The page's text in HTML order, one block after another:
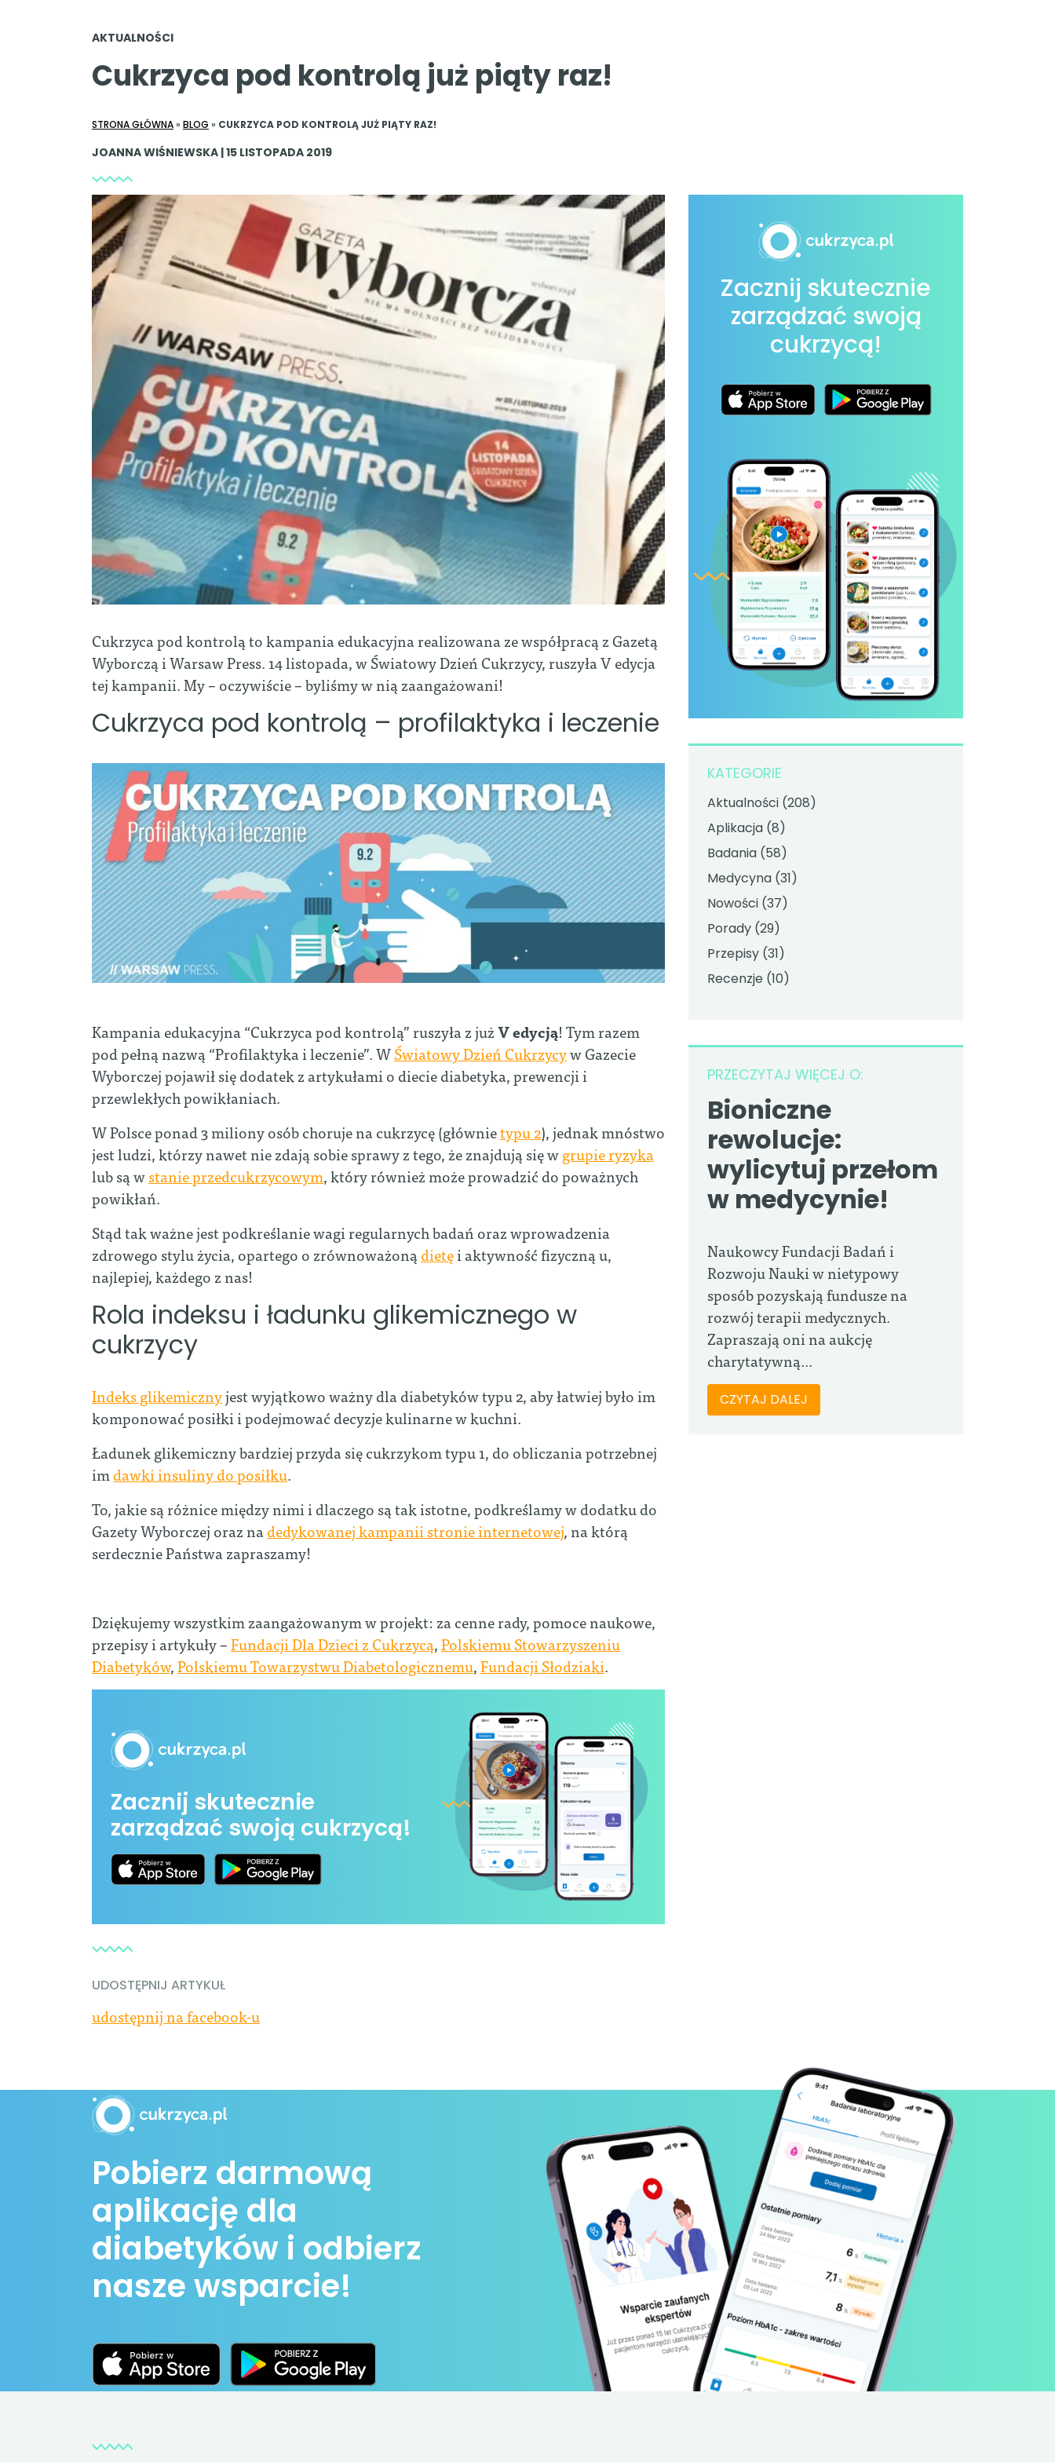
AKTUALNOŚCI
Cukrzyca pod kontrolą już piąty raz!
STRONA GŁÓWNA» BLOG » CUKRZYCA POD KONTROLĄ JUŻ PIĄTY RAZ!
JOANNA WIŚNIEWSKA | 15 LISTOPADA 2019
Cukrzyca pod kontrolą to kampania edukacyjna realizowana ze współpracą z Gazetą
Wyborczą i Warsaw Press. 14 listopada, w Światowy Dzień Cukrzycy, ruszyła V edycja
tej kampanii. My – oczywiście – byliśmy w nią zaangażowani!
Cukrzyca pod kontrolą – profilaktyka i leczenie
Kampania edukacyjna “Cukrzyca pod kontrolą” ruszyła z jużV edycją! Tym razem
pod pełną nazwą “Profilaktyka i leczenie”. WŚwiatowy Dzień Cukrzycyw Gazecie
Wyborczej pojawił się dodatek z artykułami o diecie diabetyka, prewencji i
przewlekłych powikłaniach.
W Polsce ponad 3 miliony osób choruje na cukrzycę (głównietypu 2), jednak mnóstwo
jest ludzi, którzy nawet nie zdają sobie sprawy z tego, że znajdują się wgrupie ryzyka
lub są wstanie przedcukrzycowym, który również może prowadzić do poważnych
powikłań.
Stąd tak ważne jest podkreślanie wagi regularnych badań oraz wprowadzenia
zdrowego stylu życia, opartego o zrównoważonądietęi aktywność fizyczną u,
najlepiej, każdego z nas!
Rola indeksu i ładunku glikemicznego w
cukrzycy
Indeks glikemicznyjest wyjątkowo ważny dla diabetyków typu 2, aby łatwiej było im
komponować posiłki i podejmować decyzje kulinarne w kuchni.
Ładunek glikemiczny bardziej przyda się cukrzykom typu 1, do obliczania potrzebnej
imdawki insuliny do posiłku.
To, jakie są różnice między nimi i dlaczego są tak istotne, podkreślamy w dodatku do
Gazety Wyborczej oraz nadedykowanej kampanii stronie internetowej, na którą
serdecznie Państwa zapraszamy!
Dziękujemy wszystkim zaangażowanym w projekt: za cenne rady, pomoce naukowe,
przepisy i artykuły –Fundacji Dla Dzieci z Cukrzycą,Polskiemu Stowarzyszeniu
Diabetyków,Polskiemu Towarzystwu Diabetologicznemu,Fundacji Słodziaki.
Zacznij skutecznie
zarządzać swoją cukrzycą!
UDOSTĘPNIJ ARTYKUŁ
udostępnij na facebook-u
Zacznij skutecznie
zarządzać swoją
cukrzycą!
KATEGORIE
Aktualności (208)
Aplikacja (8)
Badania (58)
Medycyna (31)
Nowości (37)
Porady (29)
Przepisy (31)
Recenzje (10)
PRZECZYTAJ WIĘCEJ O:
Bioniczne
rewolucje:
wylicytuj przełom
w medycynie!
Naukowcy Fundacji Badań i
Rozwoju Nauki w nietypowy
sposób pozyskają fundusze na
rozwój terapii medycznych.
Zapraszają oni na aukcję
charytatywną...
CZYTAJ DALEJ
Pobierz darmową
aplikację dla
diabetyków i odbierz
nasze wsparcie!